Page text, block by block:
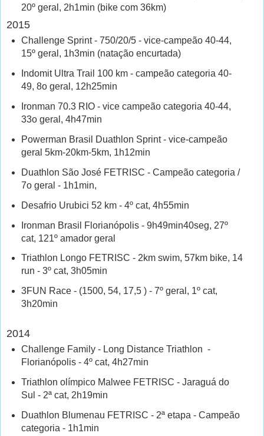
20º geral, 2h1min (bike com 36km)
2015
Challenge Sprint - 750/20/5 - vice-campeão 40-44,
15º geral, 1h3min (natação encurtada)
Indomit Ultra Trail 100 km - campeão categoria 40-
49, 8o geral, 12h25min
Ironman 70.3 RIO - vice campeão categoria 40-44,
33o geral, 4h47min
Powerman Brasil Duathlon Sprint - vice-campeão
geral 5km-20km-5km, 1h12min
Duathlon São José FETRISC - Campeão categoria /
7o geral - 1h1min,
Desafrio Urubici 52 km - 4º cat, 4h55min
Ironman Brasil Florianópolis - 9h49min40seg, 27º
cat, 121º amador geral
Triathlon Longo FETRISC - 2km swim, 57km bike, 14
run - 3º cat, 3h05min
3FUN Race - (1500, 54, 17,5 ) - 7º geral, 1º cat,
3h20min
2014
Challenge Family - Long Distance Triathlon -
Florianópolis - 4º cat, 4h27min
Triathlon olímpico Malwee FETRISC - Jaraguá do
Sul - 2ª cat, 2h19min
Duathlon Blumenau FETRISC - 2ª etapa - Campeão
categoria - 1h1min